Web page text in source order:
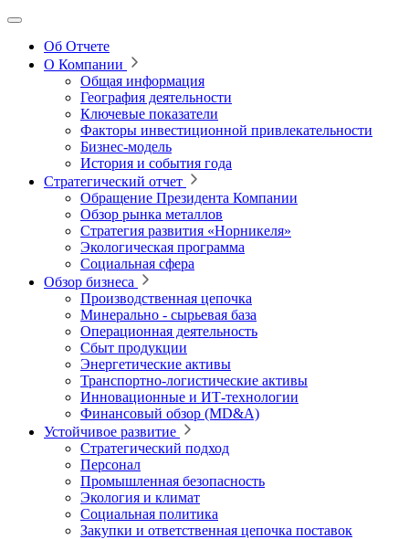
Об Отчете
О Компании
Общая информация
География деятельности
Ключевые показатели
Факторы инвестиционной привлекательности
Бизнес-модель
История и события года
Стратегический отчет
Обращение Президента Компании
Обзор рынка металлов
Стратегия развития «Норникеля»
Экологическая программа
Социальная сфера
Обзор бизнеса
Производственная цепочка
Минерально ‑ сырьевая база
Операционная деятельность
Сбыт продукции
Энергетические активы
Транспортно-логистические активы
Инновационные и ИТ‑технологии
Финансовый обзор (MD&A)
Устойчивое развитие
Стратегический подход
Персонал
Промышленная безопасность
Экология и климат
Социальная политика
Закупки и ответственная цепочка поставок